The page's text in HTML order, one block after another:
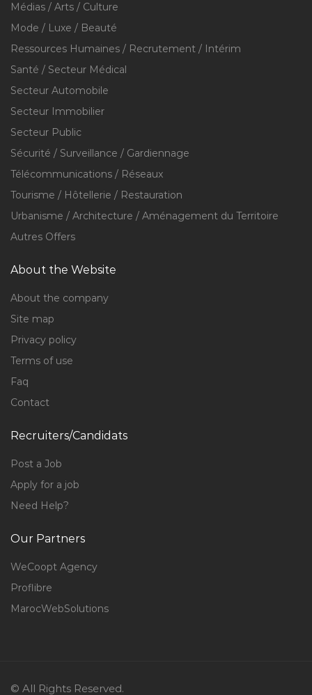
Médias / Arts / Culture
Mode / Luxe / Beauté
Ressources Humaines / Recrutement / Intérim
Santé / Secteur Médical
Secteur Automobile
Secteur Immobilier
Secteur Public
Sécurité / Surveillance / Gardiennage
Télécommunications / Réseaux
Tourisme / Hôtellerie / Restauration
Urbanisme / Architecture / Aménagement du Territoire
Autres Offers
About the Website
About the company
Site map
Privacy policy
Terms of use
Faq
Contact
Recruiters/Candidats
Post a Job
Apply for a job
Need Help?
Our Partners
WeCoopt Agency
Proflibre
MarocWebSolutions
© All Rights Reserved.